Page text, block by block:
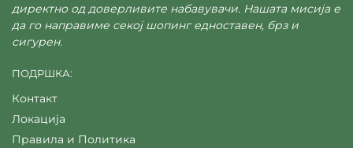
директно од доверливите набавувачи. Нашата мисија е
да го направиме секој шопинг едноставен, брз и
сигурен.
ПОДРШКА:
Контакт
Локација
Правила и Политика